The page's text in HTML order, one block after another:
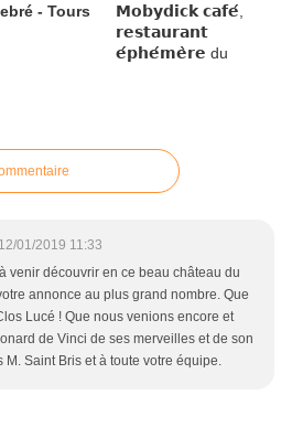
- Tours
12/01/2019 11:33
venir découvrir en ce beau château du
annonce au plus grand nombre. Que
Lucé ! Que nous venions encore et
de Vinci de ses merveilles et de son
M. Saint Bris et à toute votre équipe.